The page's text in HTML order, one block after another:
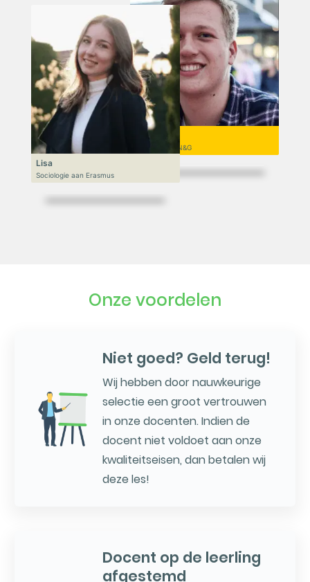
Niek
VWO 6, N&T/N&G
Lisa
Sociologie aan Erasmus
Onze voordelen
Niet goed? Geld terug!
Wij hebben door nauwkeurige
selectie een groot vertrouwen
in onze docenten. Indien de
docent niet voldoet aan onze
kwaliteitseisen, dan betalen wij
deze les!
Docent op de leerling
afgestemd